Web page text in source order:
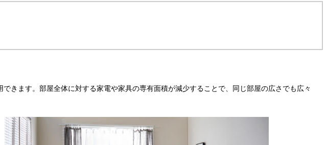
きます。部屋全体に対する家電や家具の専有面積が減少することで、同じ部屋の広さでも広々